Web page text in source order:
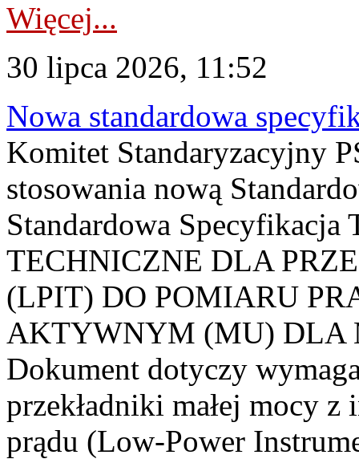
Więcej...
30 lipca 2026, 11:52
Nowa standardowa
Komitet Standaryzacyjny
stosowania nową
Standardowa
TECHNICZNE DLA
(LPIT) DO POMIARU
AKTYWNYM (MU) DLA
Dokument dotyczy
przekładniki małej mocy
prądu (Low-Power